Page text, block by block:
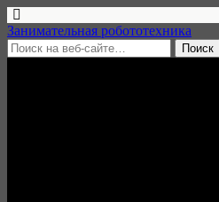
Занимательная робототехника